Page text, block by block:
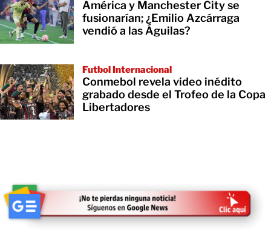
América y Manchester City se
fusionarían; ¿Emilio Azcárraga
vendió a las Águilas?
Futbol Internacional
Conmebol revela video inédito
grabado desde el Trofeo de la Copa
Libertadores